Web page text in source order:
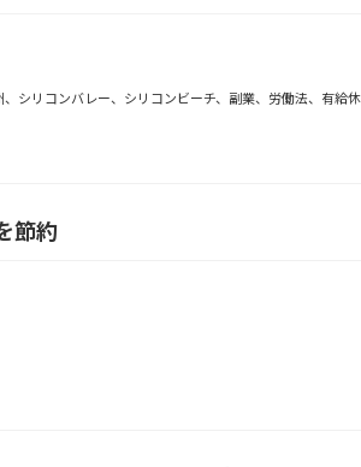
、 シリコンバレー、 シリコンビーチ、 副業、 労働法、 有給
節約